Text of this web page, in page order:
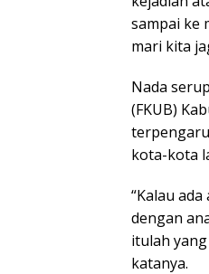
sampai ke
mari kita
Nada
(FKUB)
kota-kota
“Kalau
dengan
itulah
katanya.